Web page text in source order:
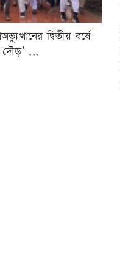
দ্বিতীয় বর্ষে
দৌড়’ ...